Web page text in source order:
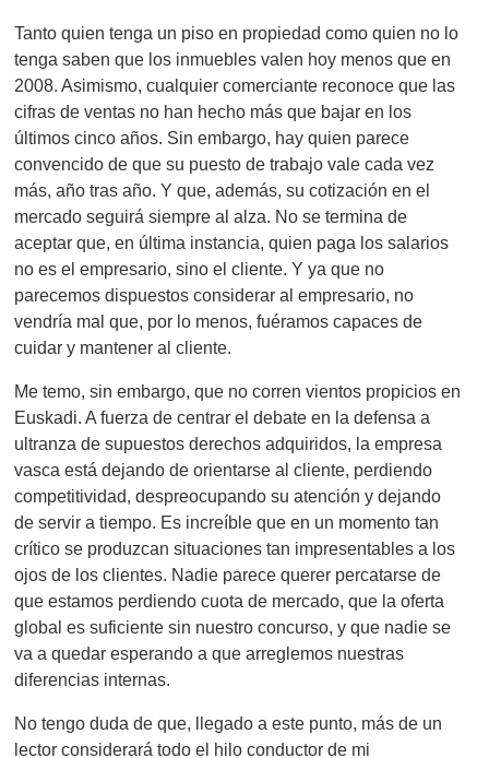
Tanto quien tenga un piso en propiedad como quien no lo
tenga saben que los inmuebles valen hoy menos que en
2008. Asimismo, cualquier comerciante reconoce que las
cifras de ventas no han hecho más que bajar en los
últimos cinco años. Sin embargo, hay quien parece
convencido de que su puesto de trabajo vale cada vez
más, año tras año. Y que, además, su cotización en el
mercado seguirá siempre al alza. No se termina de
aceptar que, en última instancia, quien paga los salarios
no es el empresario, sino el cliente. Y ya que no
parecemos dispuestos considerar al empresario, no
vendría mal que, por lo menos, fuéramos capaces de
cuidar y mantener al cliente.
Me temo, sin embargo, que no corren vientos propicios en
Euskadi. A fuerza de centrar el debate en la defensa a
ultranza de supuestos derechos adquiridos, la empresa
vasca está dejando de orientarse al cliente, perdiendo
competitividad, despreocupando su atención y dejando
de servir a tiempo. Es increíble que en un momento tan
crítico se produzcan situaciones tan impresentables a los
ojos de los clientes. Nadie parece querer percatarse de
que estamos perdiendo cuota de mercado, que la oferta
global es suficiente sin nuestro concurso, y que nadie se
va a quedar esperando a que arreglemos nuestras
diferencias internas.
No tengo duda de que, llegado a este punto, más de un
lector considerará todo el hilo conductor de mi